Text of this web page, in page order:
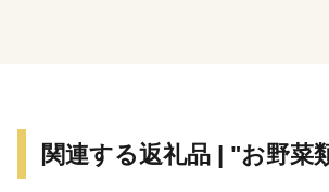
ンションやショッピングセンターなど
関連する返礼品 | "お野菜